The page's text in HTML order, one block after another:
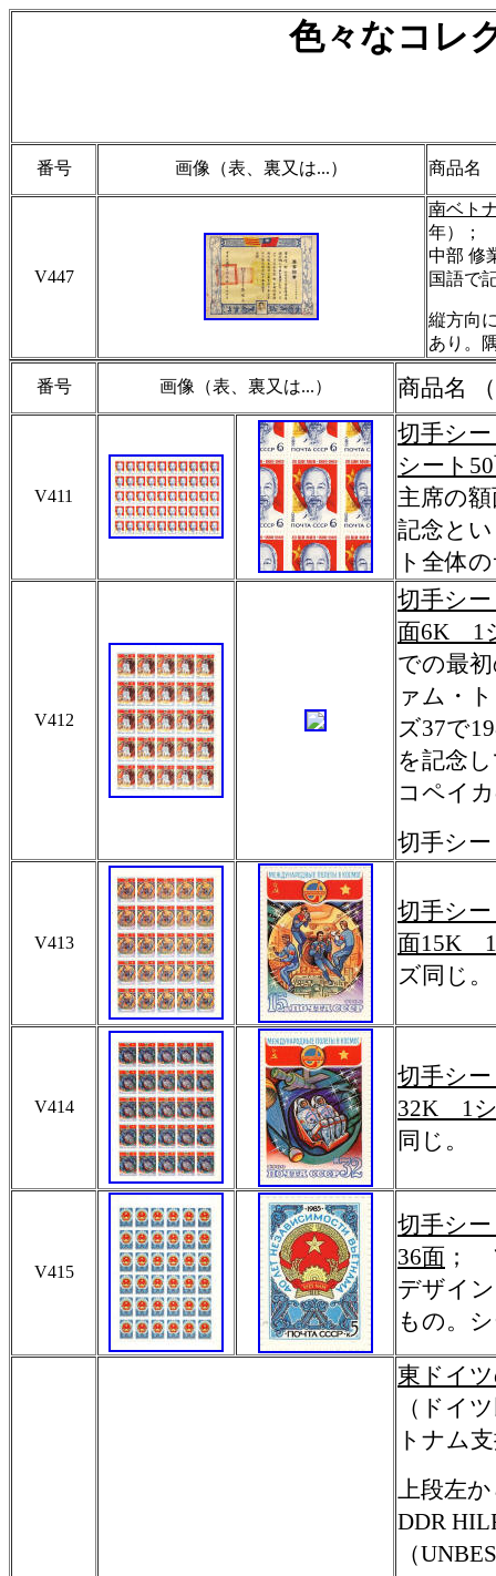
色々なコレ
番号 画像（表、裏又は...） 商品名
V447
南ベト
年）；
中部 修
国語で
縦方向
あり。
番号 画像（表、裏又は...） 商品名
V411
切手シ
シート
主席の
記念と
ト全体
V412
切手シ
面6K 1
での最
ァム・
ズ37で
を記念
コペイ
切手シ
V413
切手シ
面15K 1
ズ同じ。
V414
切手シ
32K 1
同じ。
V415
切手シ
36面 ；
デザイ
もの。
東ドイ
（ドイ
トナム
上段左
DDR
（